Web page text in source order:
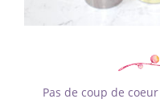
Pas de coup de